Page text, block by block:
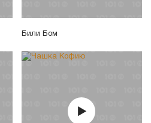
Били Бом